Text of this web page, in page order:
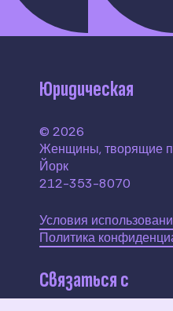
Юридическая
© 2026
Женщины, творящие
Йорк
212-353-8070
Условия
Политика
Связаться с